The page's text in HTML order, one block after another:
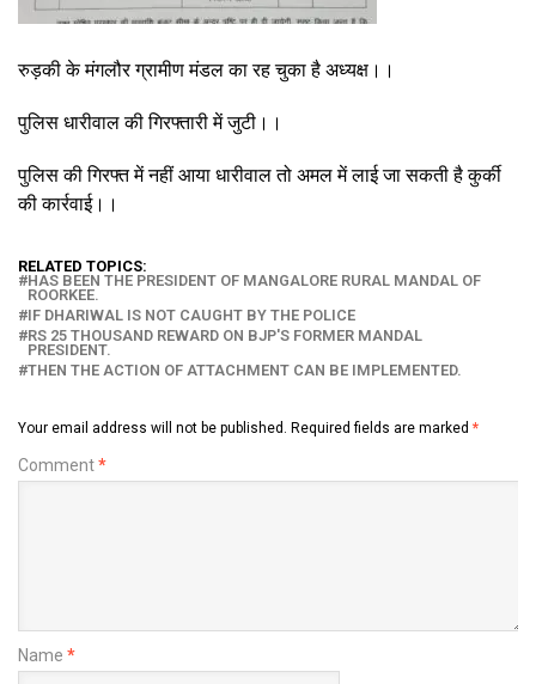
रुड़की के मंगलौर ग्रामीण मंडल का रह चुका है अध्यक्ष।।
पुलिस धारीवाल की गिरफ्तारी में जुटी।।
पुलिस की गिरफ्त में नहीं आया धारीवाल तो अमल में लाई जा सकती है कुर्की
की कार्रवाई।।
RELATED TOPICS:
HAS BEEN THE PRESIDENT OF MANGALORE RURAL MANDAL OF
ROORKEE.
IF DHARIWAL IS NOT CAUGHT BY THE POLICE
RS 25 THOUSAND REWARD ON BJP'S FORMER MANDAL
PRESIDENT.
THEN THE ACTION OF ATTACHMENT CAN BE IMPLEMENTED.
Your email address will not be published. Required fields are marked *
Comment*
Name *